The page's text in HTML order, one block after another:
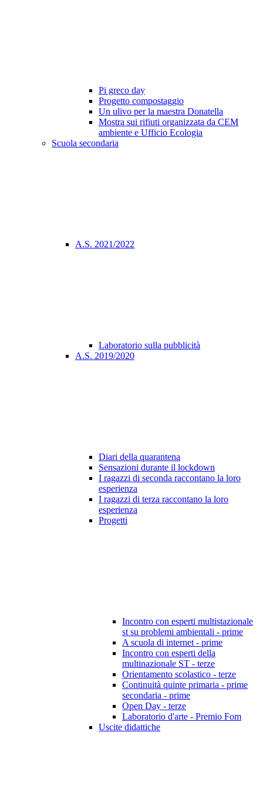
Pi greco day
Progetto compostaggio
Un ulivo per la maestra Donatella
Mostra sui rifiuti organizzata da CEM
ambiente e Ufficio Ecologia
Scuola secondaria
A.S. 2021/2022
Laboratorio sulla pubblicità
A.S. 2019/2020
Diari della quarantena
Sensazioni durante il lockdown
I ragazzi di seconda raccontano la loro
esperienza
I ragazzi di terza raccontano la loro
esperienza
Progetti
Incontro con esperti multistazionale
st su problemi ambientali - prime
A scuola di internet - prime
Incontro con esperti della
multinazionale ST - terze
Orientamento scolastico - terze
Continuità quinte primaria - prime
secondaria - prime
Open Day - terze
Laboratorio d'arte - Premio Fom
Uscite didattiche